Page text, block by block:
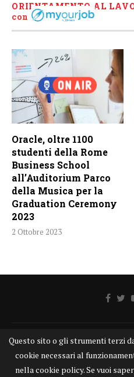
ORIENTAMENTO AL
con
Oracle, oltre 1100
studenti della Rome
Business School
all’Auditorium Parco
della Musica per la
Graduation Ceremony
2023
2 Ottobre 2023
Home Chi siamo
Privacy
Questo sito o gli strumenti terzi
cookie necessari al
nella cookie policy. Se vuoi